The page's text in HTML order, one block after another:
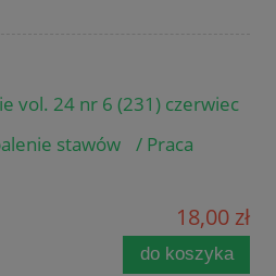
vol. 24 nr 6 (231) czerwiec
stawów / Praca
18,00 zł
do koszyka